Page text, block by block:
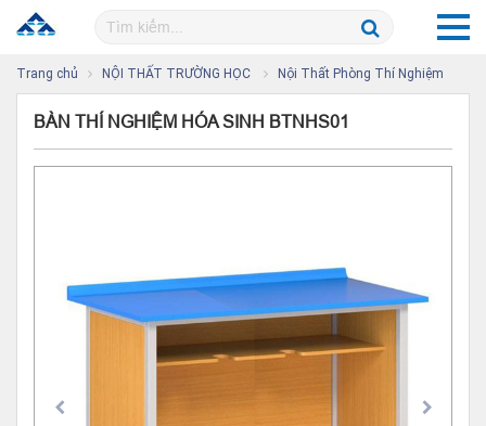
Trang chủ NỘI THẤT TRƯỜNG HỌC Nội Thất Phòng Thí Nghiệm
BÀN THÍ NGHIỆM HÓA SINH BTNHS01